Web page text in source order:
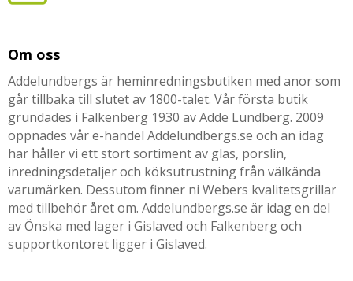
Om oss
Addelundbergs är heminredningsbutiken med anor som
går tillbaka till slutet av 1800-talet. Vår första butik
grundades i Falkenberg 1930 av Adde Lundberg. 2009
öppnades vår e-handel Addelundbergs.se och än idag
har håller vi ett stort sortiment av glas, porslin,
inredningsdetaljer och köksutrustning från välkända
varumärken. Dessutom finner ni Webers kvalitetsgrillar
med tillbehör året om. Addelundbergs.se är idag en del
av Önska med lager i Gislaved och Falkenberg och
supportkontoret ligger i Gislaved.